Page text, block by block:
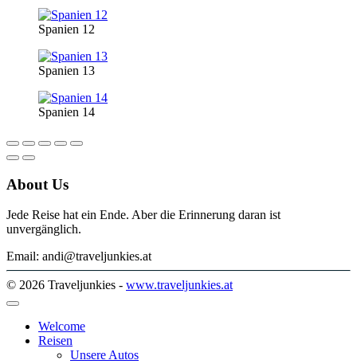
Spanien 12
Spanien 13
Spanien 14
About Us
Jede Reise hat ein Ende. Aber die Erinnerung daran ist
unvergänglich.
Email: andi@traveljunkies.at
© 2026 Traveljunkies - www.traveljunkies.at
Welcome
Reisen
Unsere Autos